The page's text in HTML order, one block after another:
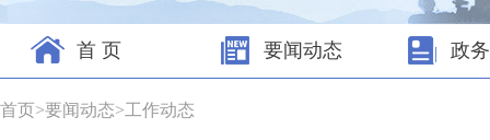
首 页 要闻动态 政
首页>要闻动态>工作动态